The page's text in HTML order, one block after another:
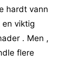
hardt vann
viktig
. Men ,
flere